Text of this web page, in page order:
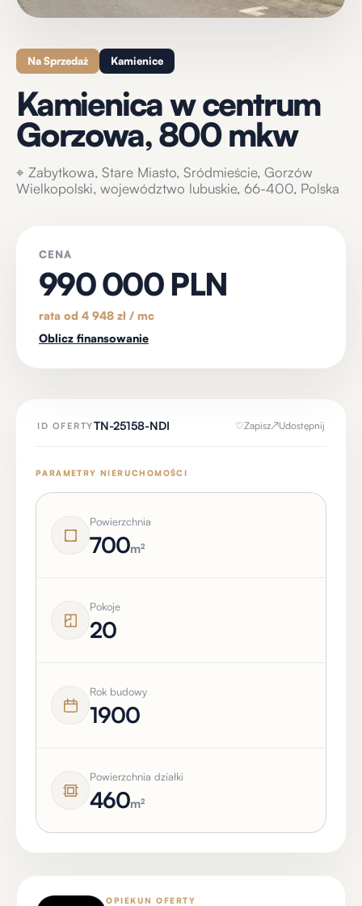
Na Sprzedaż Kamienice
Kamienica w centrum
Gorzowa, 800 mkw
⌖ Zabytkowa, Stare Miasto, Sródmieście, Gorzów
Wielkopolski, województwo lubuskie, 66-400, Polska
CENA
990 000 PLN
rata od 4 948 zł / mc
Oblicz finansowanie
ID OFERTYTN-25158-NDI ♡Zapisz↗Udostępnij
PARAMETRY NIERUCHOMOŚCI
Powierzchnia
700m²
Pokoje
20
Rok budowy
1900
Powierzchnia działki
460m²
OPIEKUN OFERTY